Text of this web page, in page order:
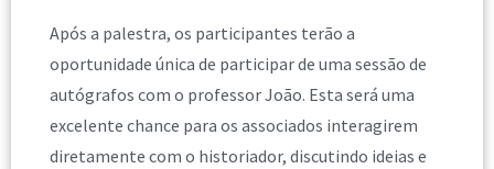
Após a palestra, os participantes terão a
oportunidade única de participar de uma sessão de
autógrafos com o professor João. Esta será uma
excelente chance para os associados interagirem
diretamente com o historiador, discutindo ideias e